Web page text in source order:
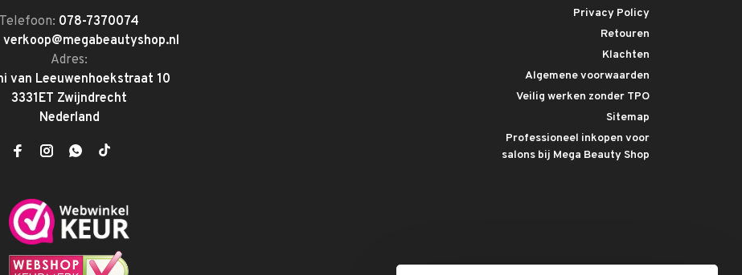
Telefoon: 078-7370074
verkoop@megabeautyshop.nl
Adres:
van Leeuwenhoekstraat 10
3331ET Zwijndrecht
Nederland
Privacy Policy
Retouren
Klachten
Algemene voorwaarden
Veilig werken zonder TPO
Sitemap
Professioneel inkopen voor
salons bij Mega Beauty Shop